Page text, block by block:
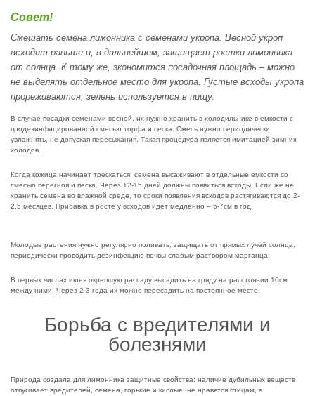
Совет!
Смешать семена лимонника с семенами укропа. Весной укроп
всходит раньше и, в дальнейшем, защищает ростки лимонника
от солнца. К тому же, экономится посадочная площадь – можно
не выделять отдельное место для укропа. Густые всходы укропа
прореживаются, зелень используется в пищу.
В случае посадки семенами весной, их нужно хранить в холодильнике в емкости с
продезинфицированной смесью торфа и песка. Смесь нужно периодически
увлажнять, не допуская пересыхания. Такая процедура является имитацией зимних
холодов.
Когда кожица начинает трескаться, семена высаживают в отдельные емкости со
смесью перегноя и песка. Через 12-15 дней должны появиться всходы. Если же не
хранить семена во влажной среде, то сроки появления всходов растягиваются до 2-
2,5 месяцев. Прибавка в росте у всходов идет медленно – 5-7см в год.
Молодые растения нужно регулярно поливать, защищать от прямых лучей солнца,
периодически проводить дезинфекцию почвы слабым раствором марганца.
В первых числах июня окрепшую рассаду высадить на гряду на расстоянии 10см
между ними. Через 2-3 года их можно пересадить на постоянное место.
Борьба с вредителями и
болезнями
Природа создала для лимонника защитные свойства: наличие дубильных веществ
отпугивает вредителей, семена, горькие и кислые, не нравятся птицам, а